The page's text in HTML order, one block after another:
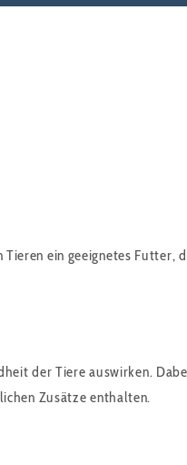
ein geeignetes Futter,
der Tiere auswirken.
Zusätze enthalten.